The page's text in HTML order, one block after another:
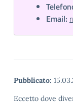
Email:
Pubblicato:
Eccetto dove